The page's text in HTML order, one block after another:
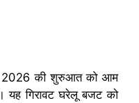
2026 की शुरुआत को आम
यह गिरावट घरेलू बजट को